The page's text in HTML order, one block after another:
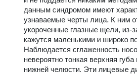
данным синдромом имеют
узнаваемые черты лица. К ним
укороченные глазные щели, из-
кажутся маленькими и широко
Наблюдается сглаженность
невероятно тонкая верхняя
нижней челюсти. Эти лицевые